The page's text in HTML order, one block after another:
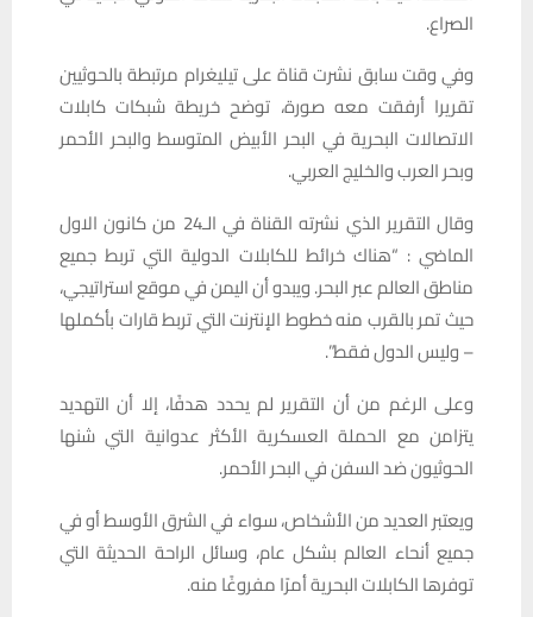
الصراع.
وفي وقت سابق نشرت قناة على تيليغرام مرتبطة بالحوثيين
تقريرا أرفقت معه صورة، توضح خريطة شبكات كابلات
الاتصالات البحرية في البحر الأبيض المتوسط والبحر الأحمر
وبحر العرب والخليج العربي.
وقال التقرير الذي نشرته القناة في الـ24 من كانون الاول
الماضي : “هناك خرائط للكابلات الدولية التي تربط جميع
مناطق العالم عبر البحر. ويبدو أن اليمن في موقع استراتيجي،
حيث تمر بالقرب منه خطوط الإنترنت التي تربط قارات بأكملها
– وليس الدول فقط”.
وعلى الرغم من أن التقرير لم يحدد هدفًا، إلا أن التهديد
يتزامن مع الحملة العسكرية الأكثر عدوانية التي شنها
الحوثيون ضد السفن في البحر الأحمر.
ويعتبر العديد من الأشخاص، سواء في الشرق الأوسط أو في
جميع أنحاء العالم بشكل عام، وسائل الراحة الحديثة التي
توفرها الكابلات البحرية أمرًا مفروغًا منه.